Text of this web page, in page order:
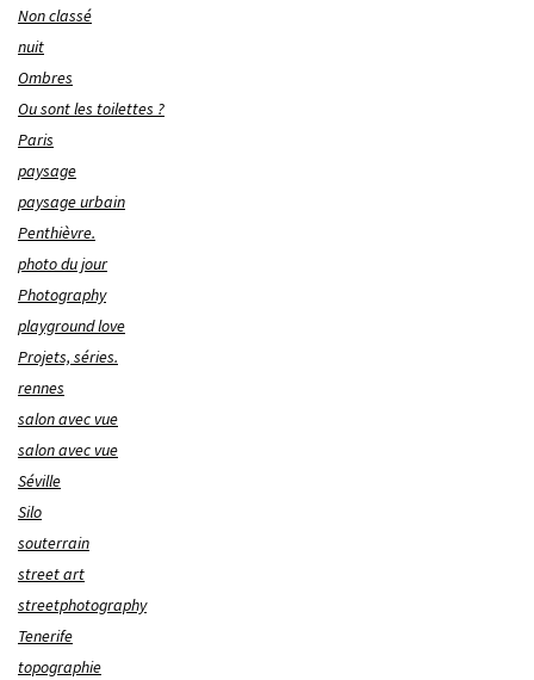
Non classé
nuit
Ombres
Ou sont les toilettes ?
Paris
paysage
paysage urbain
Penthièvre.
photo du jour
Photography
playground love
Projets, séries.
rennes
salon avec vue
salon avec vue
Séville
Silo
souterrain
street art
streetphotography
Tenerife
topographie